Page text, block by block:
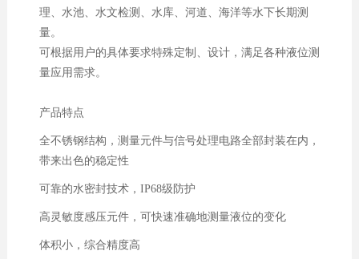
理、水池、水文检测、水库、河道、海洋等水下长期测
量。
可根据用户的具体要求特殊定制、设计，满足各种液位测
量应用需求。
产品特点
全不锈钢结构，测量元件与信号处理电路全部封装在内，
带来出色的稳定性
可靠的水密封技术，IP68级防护
高灵敏度感压元件，可快速准确地测量液位的变化
体积小，综合精度高